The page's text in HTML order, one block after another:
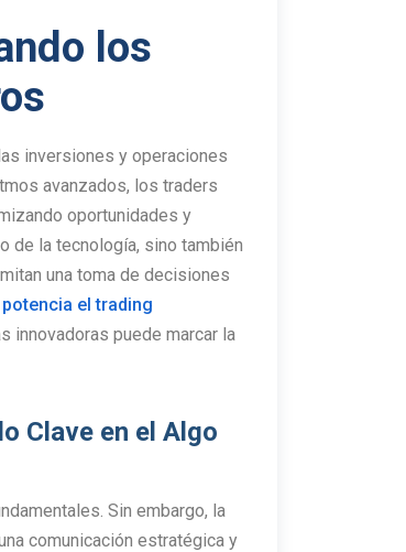
los
inversiones y operaciones
avanzados, los traders
oportunidades y
de la tecnología, sino también
una toma de decisiones
el trading
innovadoras puede marcar la
Clave en el Algo
Sin embargo, la
comunicación estratégica y